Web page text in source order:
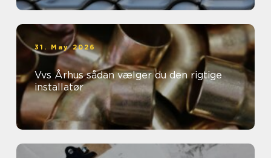
31. May 2026
Vvs Århus sådan vælger du den rigtige
installatør